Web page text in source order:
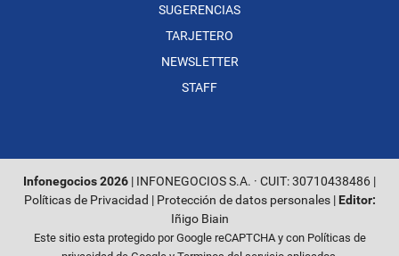
SUGERENCIAS
TARJETERO
NEWSLETTER
STAFF
Infonegocios 2026 | INFONEGOCIOS S.A. · CUIT: 30710438486 |
Políticas de Privacidad | Protección de datos personales| Editor:
Iñigo Biain
Este sitio esta protegido por Google reCAPTCHA y con Políticas de